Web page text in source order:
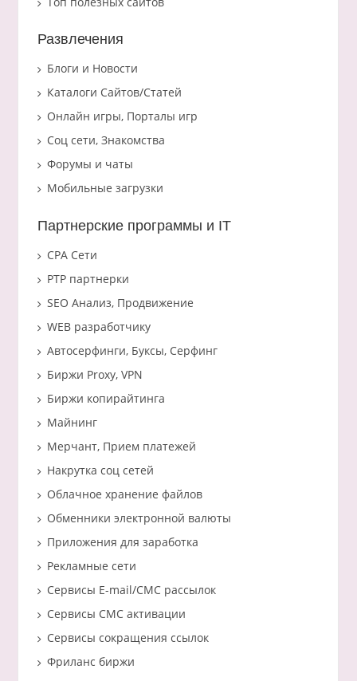
Развлечения
Блоги и Новости
Каталоги Сайтов/Статей
Онлайн игры, Порталы игр
Соц сети, Знакомства
Форумы и чаты
Мобильные загрузки
Партнерские программы и IT
CPA Сети
PTP партнерки
SEO Анализ, Продвижение
WEB разработчику
Автосерфинги, Буксы, Серфинг
Биржи Proxy, VPN
Биржи копирайтинга
Майнинг
Мерчант, Прием платежей
Накрутка соц сетей
Облачное хранение файлов
Обменники электронной валюты
Приложения для заработка
Рекламные сети
Сервисы E-mail/СМС рассылок
Сервисы СМС активации
Сервисы сокращения ссылок
Фриланс биржи